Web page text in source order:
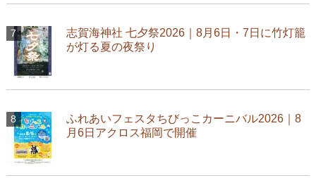
志賀海神社 七夕祭2026｜8月6日・7日に竹灯籠
が灯る夏の夜祭り
ふれあいフェスタちびっこカーニバル2026｜8
月6日アクロス福岡で開催